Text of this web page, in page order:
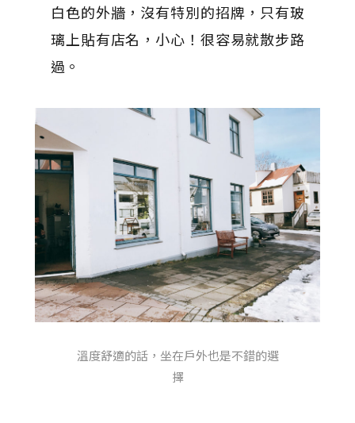
白色的外牆，沒有特別的招牌，只有玻
璃上貼有店名，小心！很容易就散步路
過。
溫度舒適的話，坐在戶外也是不錯的選
擇